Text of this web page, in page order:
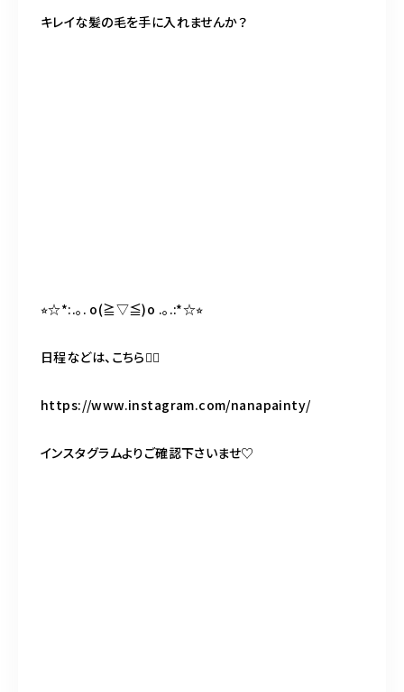
キレイな髪の毛を手に入れませんか？
⭐︎☆*:.｡. o(≧▽≦)o .｡.:*☆⭐︎
日程などは、こちら💁‍♀️
https://www.instagram.com/nanapainty/
インスタグラムよりご確認下さいませ♡